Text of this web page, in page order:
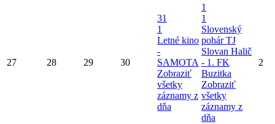
27 28 29 30
31
1
Letné kino
-
SAMOTA
Zobraziť
všetky
záznamy z
dňa
1
1
Slovenský
pohár TJ
Slovan Halič
- 1. FK
Buzitka
Zobraziť
všetky
záznamy z
dňa
2